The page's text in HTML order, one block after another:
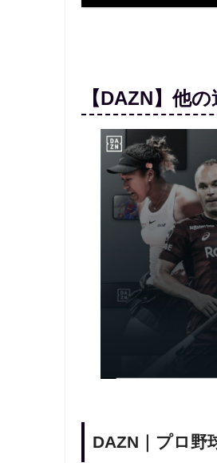
【DAZN】他
DAZN｜プロ野